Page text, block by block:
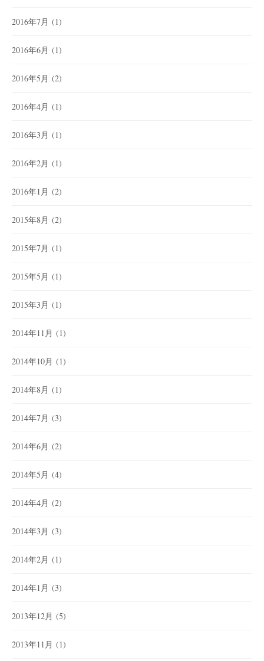
2016年7月 (1)
2016年6月 (1)
2016年5月 (2)
2016年4月 (1)
2016年3月 (1)
2016年2月 (1)
2016年1月 (2)
2015年8月 (2)
2015年7月 (1)
2015年5月 (1)
2015年3月 (1)
2014年11月 (1)
2014年10月 (1)
2014年8月 (1)
2014年7月 (3)
2014年6月 (2)
2014年5月 (4)
2014年4月 (2)
2014年3月 (3)
2014年2月 (1)
2014年1月 (3)
2013年12月 (5)
2013年11月 (1)